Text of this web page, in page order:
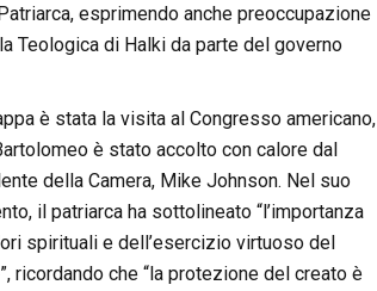
esprimendo anche preoccupazione
Teologica di Halki da parte del governo
è stata la visita al Congresso americano,
è stato accolto con calore dal
della Camera, Mike Johnson. Nel suo
il patriarca ha sottolineato “l’importanza
spirituali e dell’esercizio virtuoso del
ricordando che “la protezione del creato è